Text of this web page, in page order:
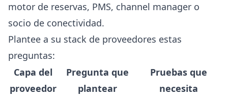
motor de reservas, PMS, channel manager o
socio de conectividad.
Plantee a su stack de proveedores estas
preguntas:
Capa del
proveedor
Pregunta que
plantear
Pruebas que
necesita